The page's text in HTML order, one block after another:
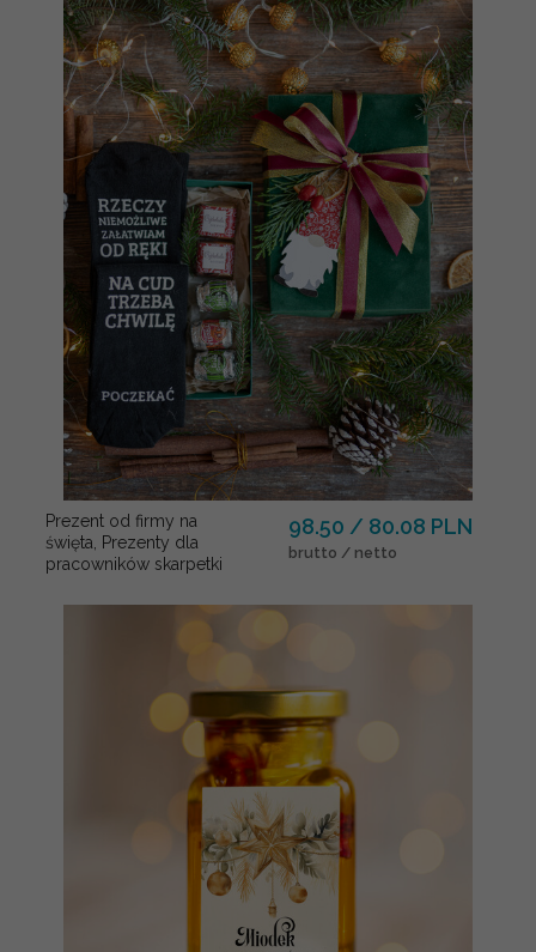
Prezent od firmy na
święta, Prezenty dla
pracowników skarpetki
98.50 / 80.08 PLN
brutto / netto